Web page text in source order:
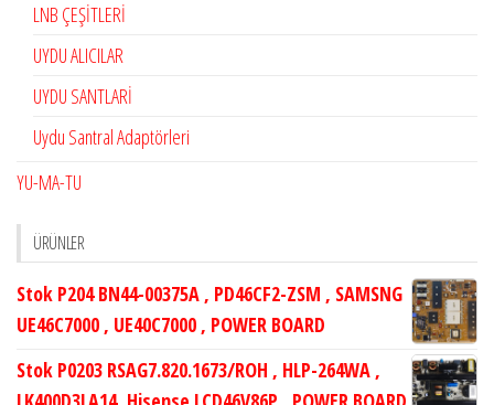
LNB ÇEŞİTLERİ
UYDU ALICILAR
UYDU SANTLARİ
Uydu Santral Adaptörleri
YU-MA-TU
ÜRÜNLER
Stok P204 BN44-00375A , PD46CF2-ZSM , SAMSNG
UE46C7000 , UE40C7000 , POWER BOARD
Stok P0203 RSAG7.820.1673/ROH , HLP-264WA ,